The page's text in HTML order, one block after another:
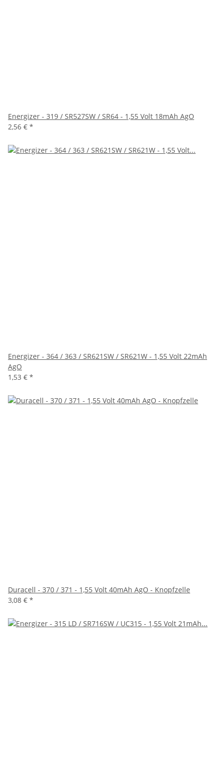
Energizer - 319 / SR527SW / SR64 - 1,55 Volt 18mAh AgO
2,56 € *
Energizer - 364 / 363 / SR621SW / SR621W - 1,55 Volt 22mAh
AgO
1,53 € *
Duracell - 370 / 371 - 1,55 Volt 40mAh AgO - Knopfzelle
3,08 € *